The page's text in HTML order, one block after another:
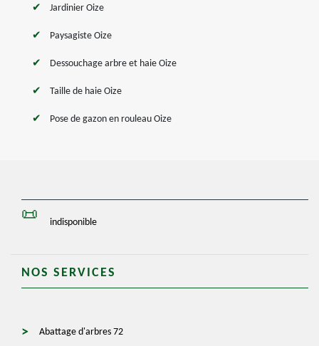
Jardinier Oize
Paysagiste Oize
Dessouchage arbre et haie Oize
Taille de haie Oize
Pose de gazon en rouleau Oize
indisponible
NOS SERVICES
Abattage d'arbres 72